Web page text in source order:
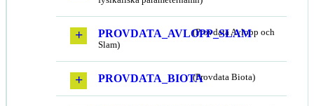
PROVDATA_AVLOPP_SLAM
(Provdata Avlopp och
Slam)
PROVDATA_BIOTA(Provdata Biota)